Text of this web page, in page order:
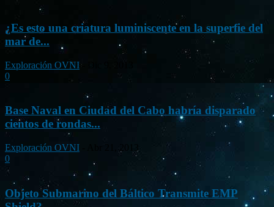
¿Es esto una criatura luminiscente en la superfie del
mar de...
Exploración OVNI
0
Base Naval en Ciudad del Cabo habría disparado
cientos de rondas...
Exploración OVNI
0
Objeto Submarino del Báltico Transmite EMP